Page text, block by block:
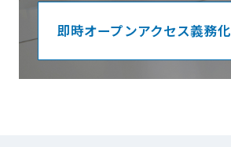
即時オープンアクセス義務化